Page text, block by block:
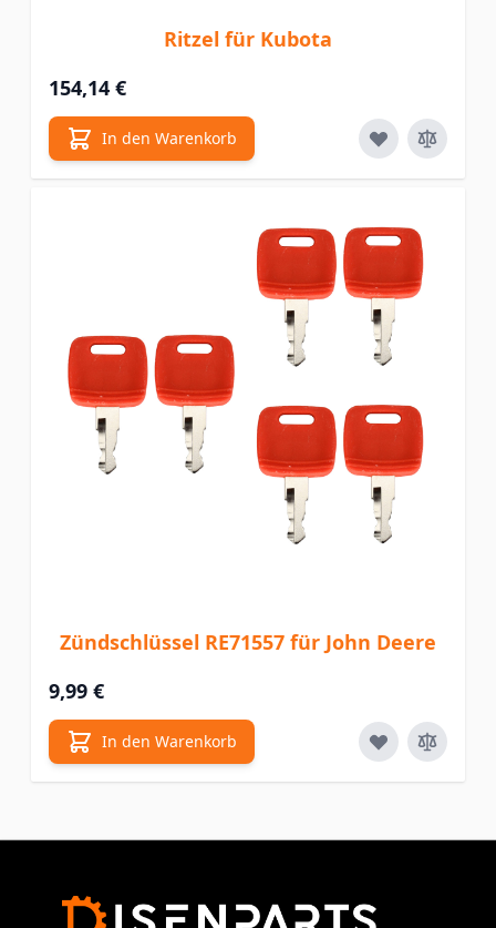
Ritzel für Kubota
154,14 €
In den Warenkorb
Zündschlüssel RE71557 für John Deere
9,99 €
In den Warenkorb